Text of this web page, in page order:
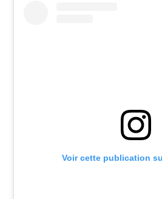
Voir cette publication